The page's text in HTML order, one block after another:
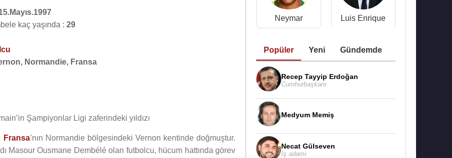
kaç yaşında : 29
Normandie, Fransa
Şampiyonlar Ligi zaferindeki yıldızı
Fransa’nın Normandie bölgesindeki Vernon kentinde doğmuştur.
Masour Ousmane Dembélé olan futbolcu, hücum hattında görev
Neymar Luis Enrique
Popüler Yeni Gündemde
Recep Tayyip Erdoğan
Cumhurbaşkanı
Medyum Memiş
Necat Gülseven
İş adamı